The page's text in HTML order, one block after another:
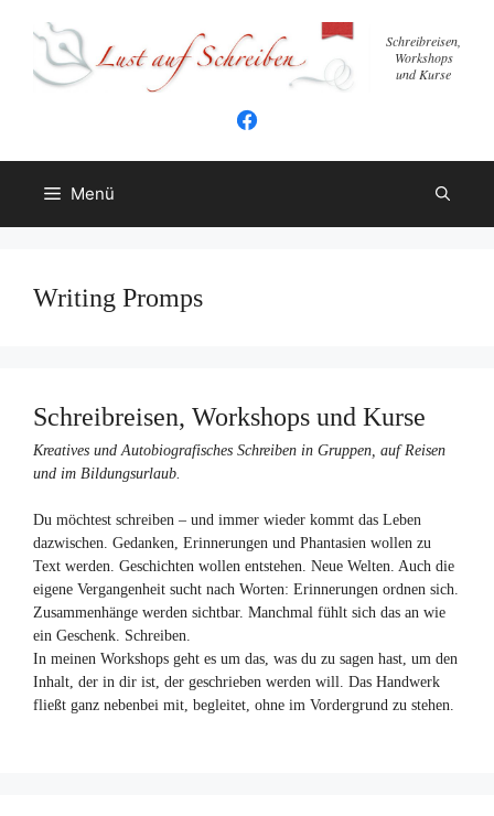
Inhalt
springen
Schreibreisen,
Workshops
und Kurse
Menü
Writing Promps
Schreibreisen, Workshops und Kurse
Kreatives und Autobiografisches Schreiben in Gruppen, auf Reisen
und im Bildungsurlaub.
Du möchtest schreiben – und immer wieder kommt das Leben
dazwischen. Gedanken, Erinnerungen und Phantasien wollen zu
Text werden. Geschichten wollen entstehen. Neue Welten. Auch die
eigene Vergangenheit sucht nach Worten: Erinnerungen ordnen sich.
Zusammenhänge werden sichtbar. Manchmal fühlt sich das an wie
ein Geschenk. Schreiben.
In meinen Workshops geht es um das, was du zu sagen hast, um den
Inhalt, der in dir ist, der geschrieben werden will. Das Handwerk
fließt ganz nebenbei mit, begleitet, ohne im Vordergrund zu stehen.